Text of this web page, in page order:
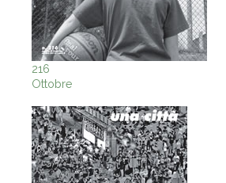
216
Ottobre